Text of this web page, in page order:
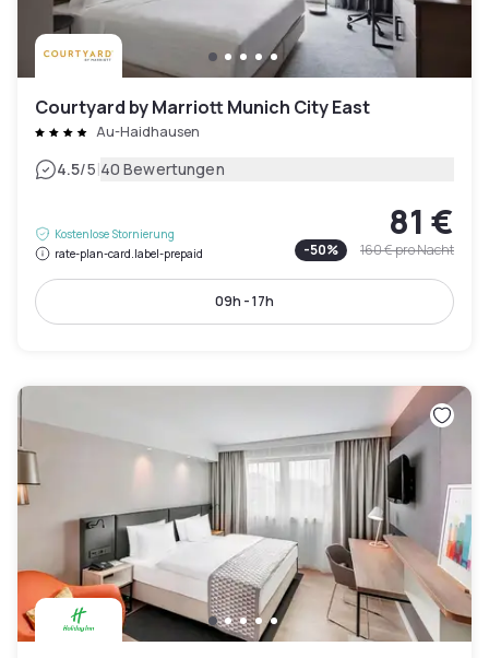
Courtyard by Marriott Munich City East
Au-Haidhausen
4.5/5|40 Bewertungen
Kostenlose Stornierung
rate-plan-card.label-prepaid
81 €
-50% 160 €pro Nacht
09h - 17h